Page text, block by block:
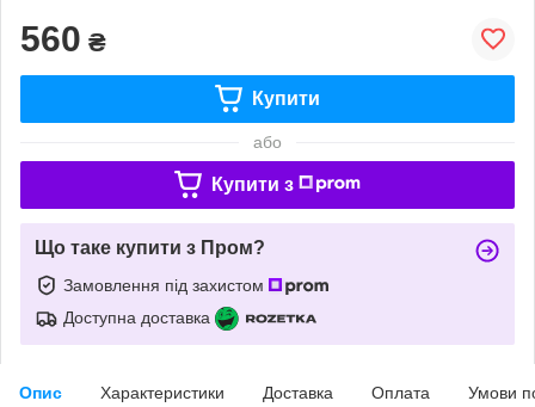
560 ₴
Купити
або
Купити з
Що таке купити з Пром?
Замовлення під захистом
Доступна доставка
Опис Характеристики Доставка Оплата Умови